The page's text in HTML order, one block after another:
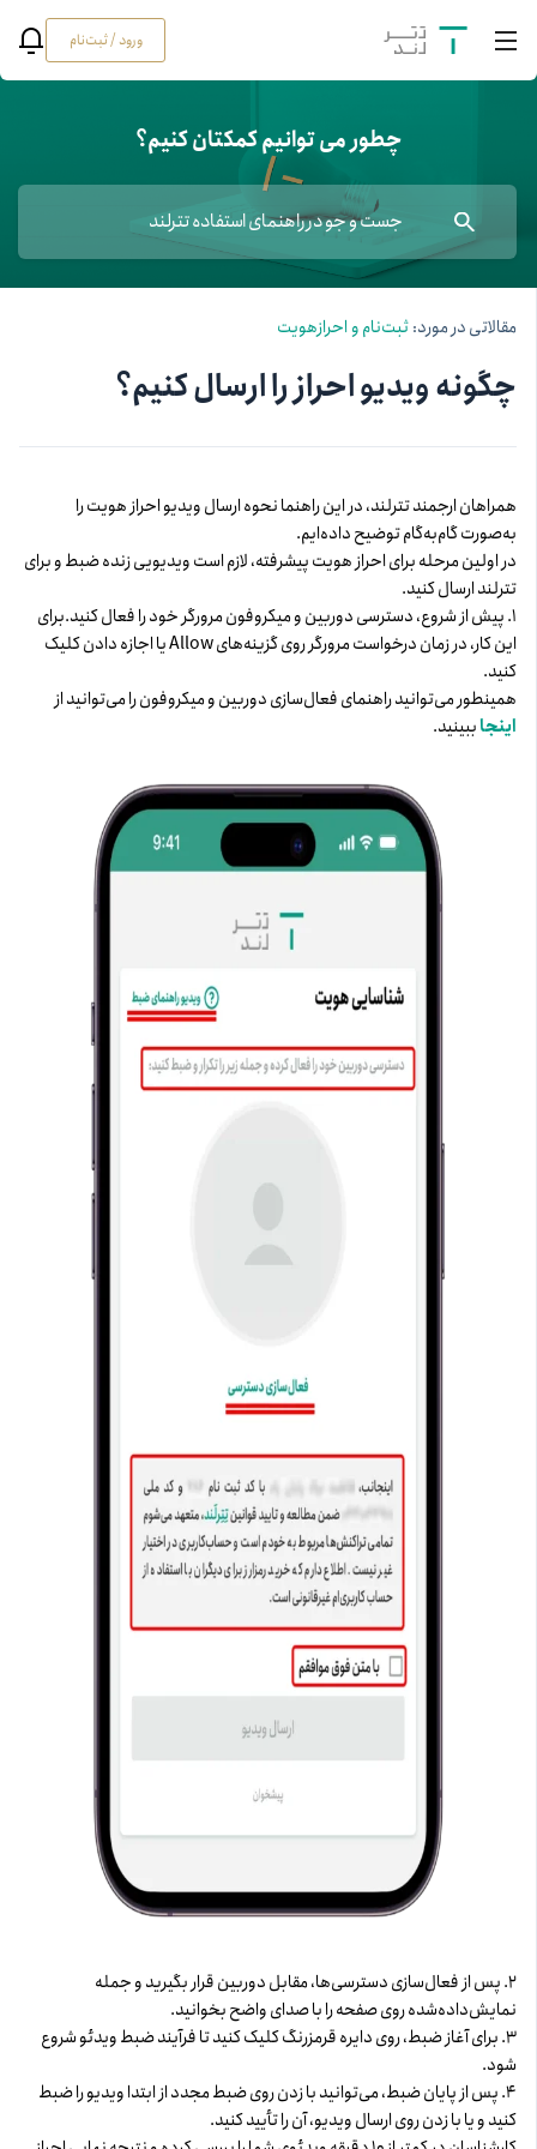
ورود / ثبت‌نام
چطور می توانیم کمکتان کنیم؟
مقالاتی در مورد:ثبت‌نام و احرازهویت
چگونه ویدیو احراز را ارسال کنیم؟
همراهان ارجمند تترلند، در این راهنما نحوه ارسال ویدیو احراز هویت را
به‌صورت گام‌به‌گام توضیح داده‌ایم.
در اولین مرحله برای احراز هویت پیشرفته، لازم است ویدیویی زنده ضبط و برای
تترلند ارسال کنید.
۱. پیش از شروع، دسترسی دوربین و میکروفون مرورگر خود را فعال کنید. برای
این کار، در زمان درخواست مرورگر روی گزینه‌های Allow یا اجازه دادن کلیک
کنید.
همینطور می‌توانید راهنمای فعال‌سازی دوربین و میکروفون را می‌توانید از
اینجاببینید.
۲. پس از فعال‌سازی دسترسی‌ها، مقابل ‌دوربین قرار بگیرید و جمله
نمایش‌داده‌شده روی صفحه را با صدای واضح بخوانید.
۳. برای آغاز ضبط، روی دایره قرمزرنگ کلیک کنید تا فرآیند ضبط ویدئو شروع
شود.
۴. پس از پایان ضبط، می‌توانید با زدن روی ضبط مجدد از ابتدا ویدیو را ضبط
کنید و یا با زدن روی ارسال ویدیو، آن را تأیید کنید.